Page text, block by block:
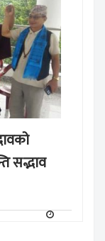
सद्भाव